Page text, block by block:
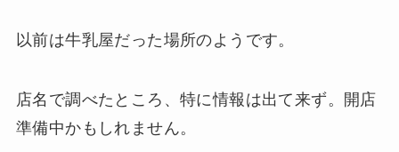
以前は牛乳屋だった場所のようです。
店名で調べたところ、特に情報は出て来ず。開店
準備中かもしれません。